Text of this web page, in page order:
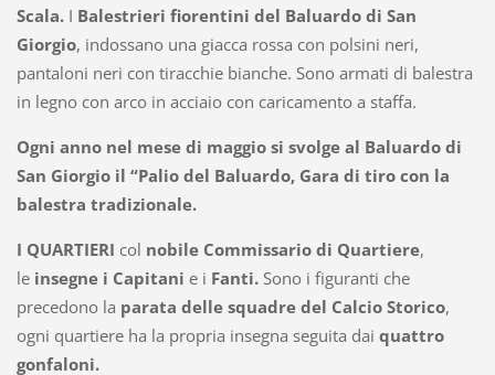
Scala.I Balestrieri fiorentini del Baluardo di San
Giorgio, indossano una giacca rossa con polsini neri,
pantaloni neri con tiracchie bianche. Sono armati di balestra
in legno con arco in acciaio con caricamento a staffa.
Ogni anno nel mese di maggio si svolge al Baluardo di
San Giorgio il “Palio del Baluardo, Gara di tiro con la
balestra tradizionale.
I QUARTIERI col nobile Commissario di Quartiere,
le insegne i Capitani e i Fanti.Sono i figuranti che
precedono la parata delle squadre del Calcio Storico,
ogni quartiere ha la propria insegna seguita dai quattro
gonfaloni.